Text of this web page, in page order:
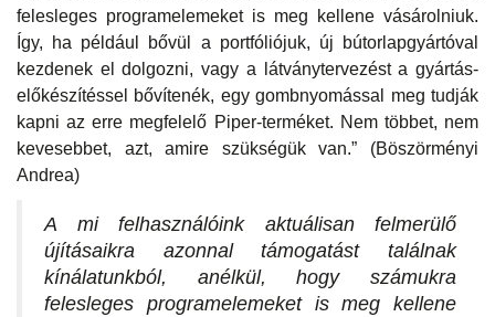
felesleges programelemeket is meg kellene vásárolniuk.
Így, ha például bővül a portfóliójuk, új bútorlapgyártóval
kezdenek el dolgozni, vagy a látványtervezést a gyártás-
előkészítéssel bővítenék, egy gombnyomással meg tudják
kapni az erre megfelelő Piper-terméket. Nem többet, nem
kevesebbet, azt, amire szükségük van.” (Böszörményi
Andrea)
A mi felhasználóink aktuálisan felmerülő
újításaikra azonnal támogatást találnak
kínálatunkból, anélkül, hogy számukra
felesleges programelemeket is meg kellene